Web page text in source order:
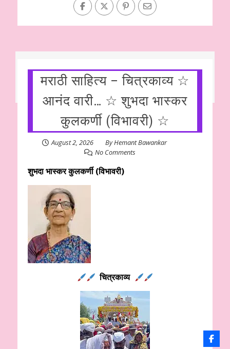
मराठी साहित्य – चित्रकाव्य ☆
आनंद वारी… ☆ शुभदा भास्कर
कुलकर्णी (विभावरी) ☆
August 2, 2026 ByHemant Bawankar
No Comments
शुभदा भास्कर कुलकर्णी (विभावरी)
चित्रकाव्य